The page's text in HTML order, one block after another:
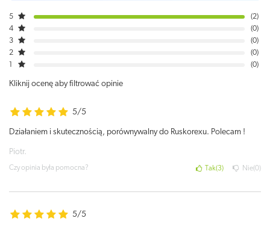
5
2
4
0
3
0
2
0
0
Kliknij ocenę aby filtrować opinie
5/5
Działaniem i skutecznością, porównywalny do Ruskorexu. Polecam !
Piotr.
Czy opinia była pomocna? Tak 3 Nie 0
5/5